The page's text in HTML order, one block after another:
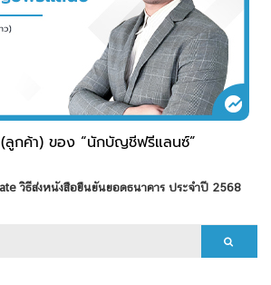
กค้า) ของ “นักบัญชีฟรีแลนซ์”
วิธีส่งหนังสือยืนยันยอดธนาคาร ประจำปี 2568